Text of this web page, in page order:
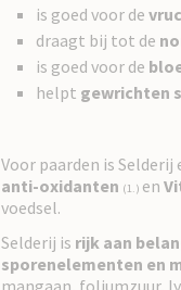
is goed voor de
draagt bij tot de
is goed voor de
helpt gewrichten
Voor paarden is
anti-oxidanten (1.) en
voedsel.
Selderij is rijk aan
sporenelementen en
mangaan, foliumzuur,